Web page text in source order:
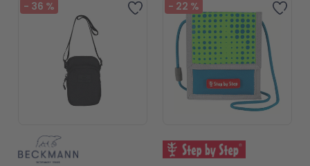
Zur Wunschliste hinzufügen
- 36 % Zur
- 22 %